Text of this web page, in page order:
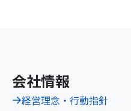
会社情報
経営理念・行動指針